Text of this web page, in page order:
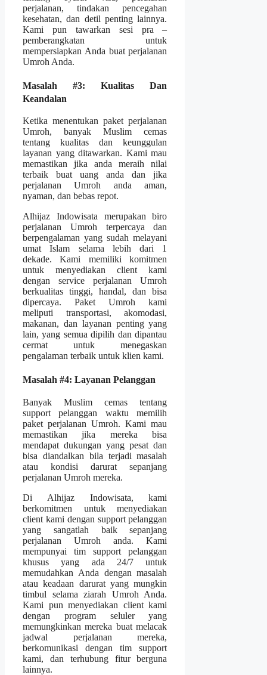
perjalanan, tindakan pencegahan
kesehatan, dan detil penting lainnya.
Kami pun tawarkan sesi pra –
pemberangkatan untuk
mempersiapkan Anda buat perjalanan
Umroh Anda.
Masalah #3: Kualitas Dan
Keandalan
Ketika menentukan paket perjalanan
Umroh, banyak Muslim cemas
tentang kualitas dan keunggulan
layanan yang ditawarkan. Kami mau
memastikan jika anda meraih nilai
terbaik buat uang anda dan jika
perjalanan Umroh anda aman,
nyaman, dan bebas repot.
Alhijaz Indowisata merupakan biro
perjalanan Umroh terpercaya dan
berpengalaman yang sudah melayani
umat Islam selama lebih dari 1
dekade. Kami memiliki komitmen
untuk menyediakan client kami
dengan service perjalanan Umroh
berkualitas tinggi, handal, dan bisa
dipercaya. Paket Umroh kami
meliputi transportasi, akomodasi,
makanan, dan layanan penting yang
lain, yang semua dipilih dan dipantau
cermat untuk menegaskan
pengalaman terbaik untuk klien kami.
Masalah #4: Layanan Pelanggan
Banyak Muslim cemas tentang
support pelanggan waktu memilih
paket perjalanan Umroh. Kami mau
memastikan jika mereka bisa
mendapat dukungan yang pesat dan
bisa diandalkan bila terjadi masalah
atau kondisi darurat sepanjang
perjalanan Umroh mereka.
Di Alhijaz Indowisata, kami
berkomitmen untuk menyediakan
client kami dengan support pelanggan
yang sangatlah baik sepanjang
perjalanan Umroh anda. Kami
mempunyai tim support pelanggan
khusus yang ada 24/7 untuk
memudahkan Anda dengan masalah
atau keadaan darurat yang mungkin
timbul selama ziarah Umroh Anda.
Kami pun menyediakan client kami
dengan program seluler yang
memungkinkan mereka buat melacak
jadwal perjalanan mereka,
berkomunikasi dengan tim support
kami, dan terhubung fitur berguna
lainnya.